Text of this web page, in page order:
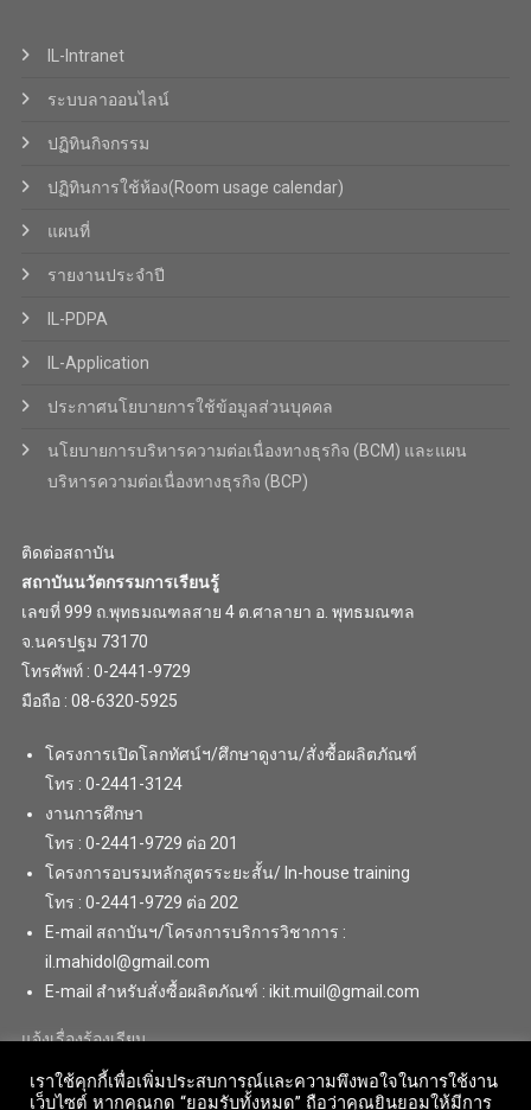
IL-Intranet
ระบบลาออนไลน์
ปฏิทินกิจกรรม
ปฏิทินการใช้ห้อง(Room usage calendar)
แผนที่
รายงานประจำปี
IL-PDPA
IL-Application
ประกาศนโยบายการใช้ข้อมูลส่วนบุคคล
นโยบายการบริหารความต่อเนื่องทางธุรกิจ (BCM) และแผน
บริหารความต่อเนื่องทางธุรกิจ (BCP)
ติดต่อสถาบัน
สถาบันนวัตกรรมการเรียนรู้
เลขที่ 999 ถ.พุทธมณฑลสาย 4 ต.ศาลายา อ. พุทธมณฑล
จ.นครปฐม 73170
โทรศัพท์ : 0-2441-9729
มือถือ : 08-6320-5925
โครงการเปิดโลกทัศน์ฯ/ศึกษาดูงาน/สั่งซื้อผลิตภัณฑ์
โทร : 0-2441-3124
งานการศึกษา
โทร : 0-2441-9729 ต่อ 201
โครงการอบรมหลักสูตรระยะสั้น/ In-house training
โทร : 0-2441-9729 ต่อ 202
E-mail สถาบันฯ/โครงการบริการวิชาการ :
il.mahidol@gmail.com
E-mail สำหรับสั่งซื้อผลิตภัณฑ์ : ikit.muil@gmail.com
แจ้งเรื่องร้องเรียน
เราใช้คุกกี้เพื่อเพิ่มประสบการณ์และความพึงพอใจในการใช้งาน
เว็บไซต์ หากคุณกด “ยอมรับทั้งหมด” ถือว่าคุณยินยอมให้มีการ